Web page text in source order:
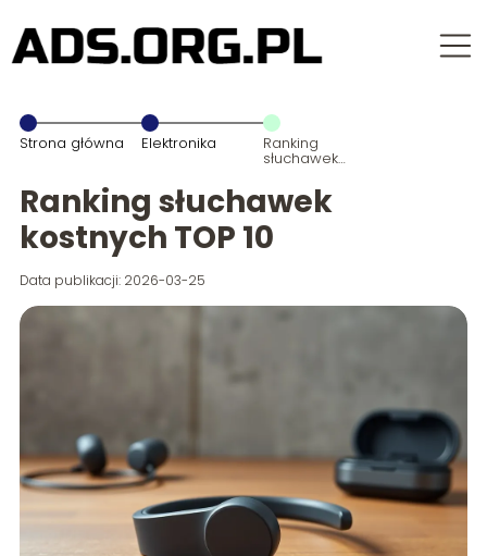
Strona główna Elektronika Ranking
słuchawek
Ranking słuchawek
kostnych TOP 10
Data publikacji: 2026-03-25